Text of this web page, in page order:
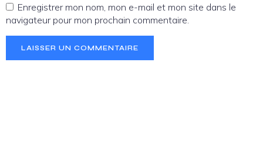
Enregistrer mon nom, mon e-mail et mon site dans le
navigateur pour mon prochain commentaire.